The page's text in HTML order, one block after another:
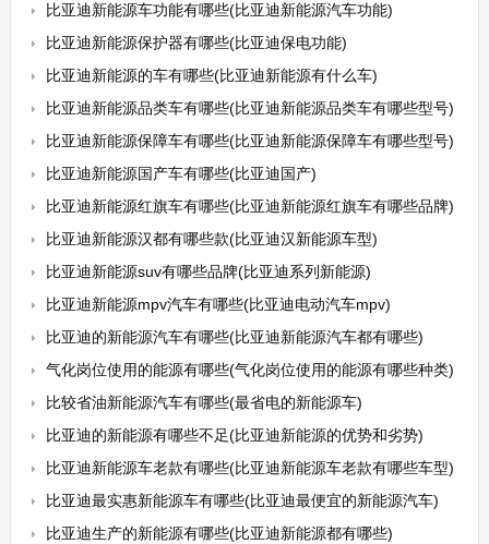
比亚迪新能源车功能有哪些(比亚迪新能源汽车功能)
比亚迪新能源保护器有哪些(比亚迪保电功能)
比亚迪新能源的车有哪些(比亚迪新能源有什么车)
比亚迪新能源品类车有哪些(比亚迪新能源品类车有哪些型号)
比亚迪新能源保障车有哪些(比亚迪新能源保障车有哪些型号)
比亚迪新能源国产车有哪些(比亚迪国产)
比亚迪新能源红旗车有哪些(比亚迪新能源红旗车有哪些品牌)
比亚迪新能源汉都有哪些款(比亚迪汉新能源车型)
比亚迪新能源suv有哪些品牌(比亚迪系列新能源)
比亚迪新能源mpv汽车有哪些(比亚迪电动汽车mpv)
比亚迪的新能源汽车有哪些(比亚迪新能源汽车都有哪些)
气化岗位使用的能源有哪些(气化岗位使用的能源有哪些种类)
比较省油新能源汽车有哪些(最省电的新能源车)
比亚迪的新能源有哪些不足(比亚迪新能源的优势和劣势)
比亚迪新能源车老款有哪些(比亚迪新能源车老款有哪些车型)
比亚迪最实惠新能源车有哪些(比亚迪最便宜的新能源汽车)
比亚迪生产的新能源有哪些(比亚迪新能源都有哪些)